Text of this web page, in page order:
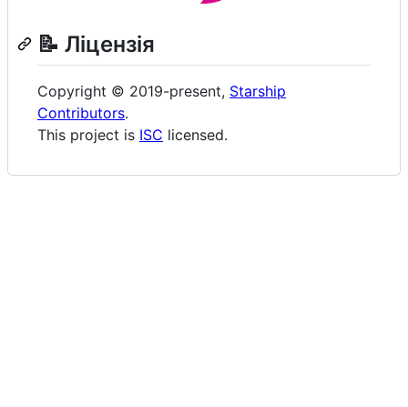
📝 Ліцензія
Copyright © 2019-present, Starship
Contributors.
This project is ISC licensed.